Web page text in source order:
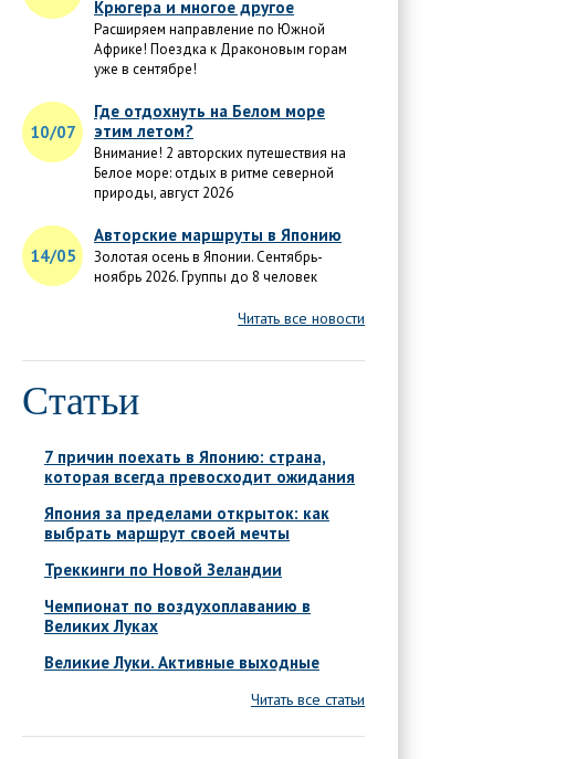
Крюгера и многое другое
Расширяем направление по Южной
Африке! Поездка к Драконовым горам
уже в сентябре!
10/07
Где отдохнуть на Белом море
этим летом?
Внимание! 2 авторских путешествия на
Белое море: отдых в ритме северной
природы, август 2026
14/05
Авторские маршруты в Японию
Золотая осень в Японии. Сентябрь-
ноябрь 2026. Группы до 8 человек
Читать все новости
Статьи
7 причин поехать в Японию: страна,
которая всегда превосходит ожидания
Япония за пределами открыток: как
выбрать маршрут своей мечты
Треккинги по Новой Зеландии
Чемпионат по воздухоплаванию в
Великих Луках
Великие Луки. Активные выходные
Читать все статьи